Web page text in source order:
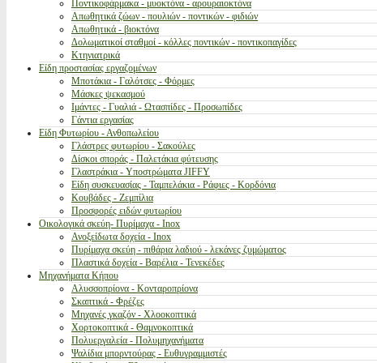
Ποντικοφάρμακα - μυοκτόνα - αρουραιοκτόνα
Απωθητικά ζώων - πουλιών - ποντικών - φιδιών
Απωθητικά - βιοκτόνα
Δολωματικοί σταθμοί - κόλλες ποντικών - ποντικοπαγίδες
Κτηνιατρικά
Είδη προστασίας εργαζομένων
Μποτάκια - Γαλότσες - Φόρμες
Μάσκες ψεκασμού
Ιμάντες - Γυαλιά - Ωτασπίδες - Προσωπίδες
Γάντια εργασίας
Είδη Φυτωρίου - Ανθοπωλείου
Γλάστρες φυτωρίου - Σακούλες
Δίσκοι σποράς - Παλετάκια φύτευσης
Γλαστράκια - Υποστρώματα JIFFY
Είδη συσκευασίας - Ταμπελάκια - Ράφιες - Κορδόνια
Κουβάδες - Ζεμπίλια
Προσφορές ειδών φυτωρίου
Οικολογικά σκεύη- Πυρίμαχα - Inox
Ανοξείδωτα δοχεία - Inox
Πυρίμαχα σκεύη - πιθάρια λαδιού - λεκάνες ζυμώματος
Πλαστικά δοχεία - Βαρέλια - Τενεκέδες
Μηχανήματα Κήπου
Αλυσσοπρίονα - Κονταροπρίονα
Σκαπτικά - Φρέζες
Μηχανές γκαζόν - Χλοοκοπτικά
Χορτοκοπτικά - Θαμνοκοπτικά
Πολυεργαλεία - Πολυμηχανήματα
Ψαλίδια μπορντούρας - Ευθυγραμμιστές